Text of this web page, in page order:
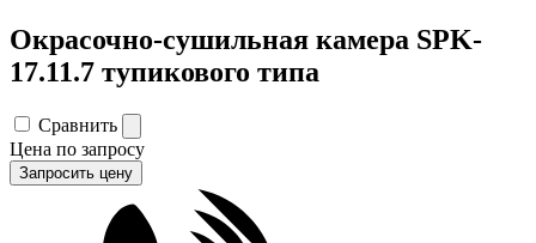
Окрасочно-сушильная камера SPK-
17.11.7 тупикового типа
Сравнить
Цена по запросу
Запросить цену